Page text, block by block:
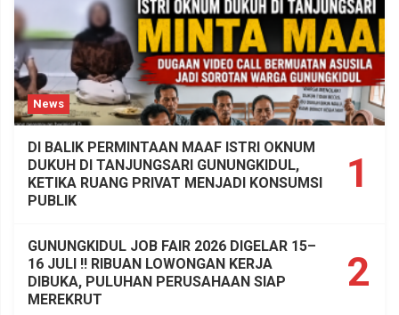
News
1
DI BALIK PERMINTAAN MAAF ISTRI OKNUM
DUKUH DI TANJUNGSARI GUNUNGKIDUL,
KETIKA RUANG PRIVAT MENJADI KONSUMSI
PUBLIK
2
GUNUNGKIDUL JOB FAIR 2026 DIGELAR 15–
16 JULI !! RIBUAN LOWONGAN KERJA
DIBUKA, PULUHAN PERUSAHAAN SIAP
MEREKRUT